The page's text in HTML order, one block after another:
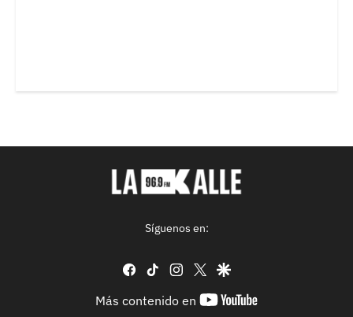
Síguenos en:
facebook
tiktok instagram
twittergoogle
Más contenido en
youtube-